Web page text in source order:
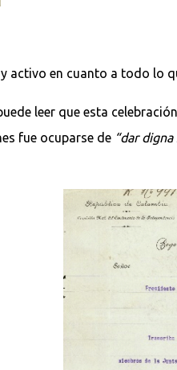
activo en cuanto a todo lo
leer que esta
fue ocuparse de “dar